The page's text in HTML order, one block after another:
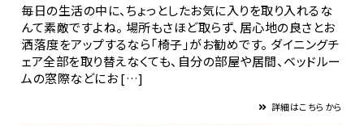
毎日の生活の中に、ちょっとしたお気に入りを取り入れるな
んて素敵ですよね。 場所もさほど取らず、居心地の良さとお
洒落度をアップするなら「椅子」がお勧めです。 ダイニングチ
ェア全部を取り替えなくても、自分の部屋や居間、ベッドルー
ムの窓際などにお […]
詳細はこちらから